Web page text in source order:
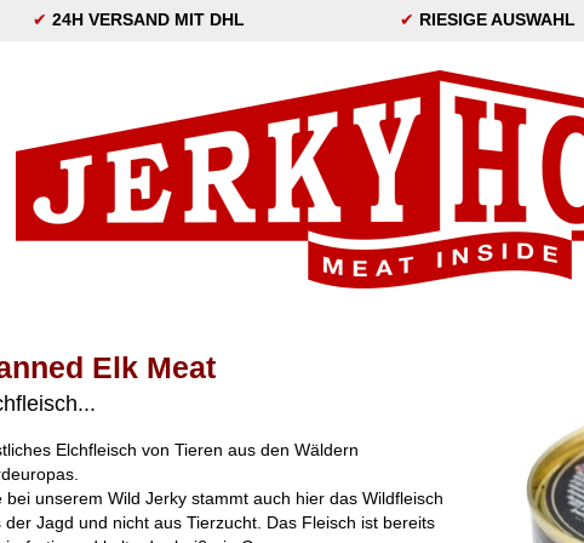
✔ 24H VERSAND MIT DHL ✔ RIESIGE AUSWAHL
Elk Meat
Elchfleisch von Tieren aus den Wäldern
bei unserem Wild Jerky stammt auch hier das Wildfleisch
der Jagd und nicht aus Tierzucht. Das Fleisch ist bereits